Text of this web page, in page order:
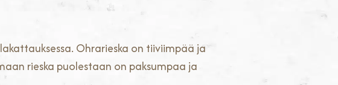
Ohrarieska on tiiviimpää ja
rieska puolestaan on paksumpaa ja